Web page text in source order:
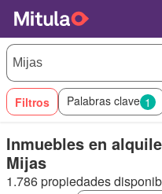
Filtros Palabras clave 1
Inmuebles en
Mijas
1.786 propiedades